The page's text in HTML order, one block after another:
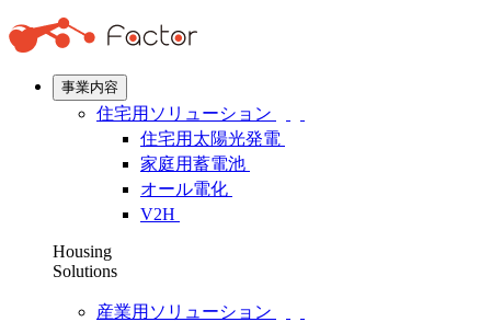
事業内容
住宅用ソリューション
住宅用太陽光発電
家庭用蓄電池
オール電化
V2H
Housing
Solutions
産業用ソリューション